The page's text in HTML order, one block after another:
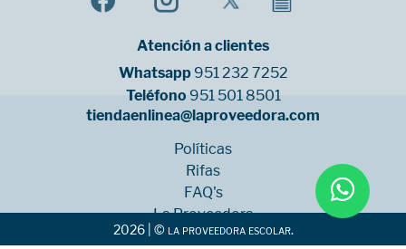
Atención a clientes
Whatsapp 951 232 7252
Teléfono 951 501 8501
tiendaenlinea@laproveedora.com
Políticas
Rifas
FAQ's
La Proveedora
Sucursales
2026 | © la proveedora escolar.